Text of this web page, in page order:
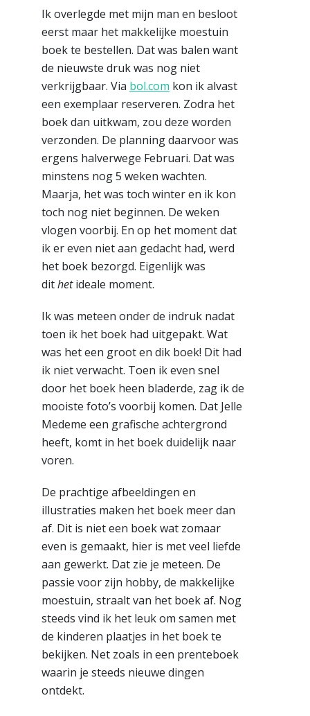
Ik overlegde met mijn man en besloot
eerst maar het makkelijke moestuin
boek te bestellen. Dat was balen want
de nieuwste druk was nog niet
verkrijgbaar. Via bol.com kon ik alvast
een exemplaar reserveren. Zodra het
boek dan uitkwam, zou deze worden
verzonden. De planning daarvoor was
ergens halverwege Februari. Dat was
minstens nog 5 weken wachten.
Maarja, het was toch winter en ik kon
toch nog niet beginnen. De weken
vlogen voorbij. En op het moment dat
ik er even niet aan gedacht had, werd
het boek bezorgd. Eigenlijk was
dithetideale moment.
Ik was meteen onder de indruk nadat
toen ik het boek had uitgepakt. Wat
was het een groot en dik boek! Dit had
ik niet verwacht. Toen ik even snel
door het boek heen bladerde, zag ik de
mooiste foto’s voorbij komen. Dat Jelle
Medeme een grafische achtergrond
heeft, komt in het boek duidelijk naar
voren.
De prachtige afbeeldingen en
illustraties maken het boek meer dan
af. Dit is niet een boek wat zomaar
even is gemaakt, hier is met veel liefde
aan gewerkt. Dat zie je meteen. De
passie voor zijn hobby, de makkelijke
moestuin, straalt van het boek af. Nog
steeds vind ik het leuk om samen met
de kinderen plaatjes in het boek te
bekijken. Net zoals in een prenteboek
waarin je steeds nieuwe dingen
ontdekt.